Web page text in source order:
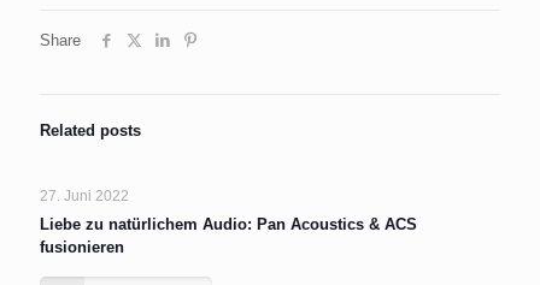
Share
Related posts
27. Juni 2022
Liebe zu natürlichem Audio: Pan Acoustics & ACS
fusionieren